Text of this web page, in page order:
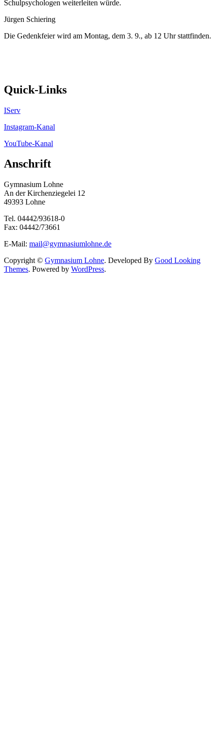
Schulpsychologen weiterleiten würde.
Jürgen Schiering
Die Gedenkfeier wird am Montag, dem 3. 9., ab 12 Uhr stattfinden.
Quick-Links
IServ
Instagram-Kanal
YouTube-Kanal
Anschrift
Gymnasium Lohne
An der Kirchenziegelei 12
49393 Lohne
Tel. 04442/93618-0
Fax: 04442/73661
E-Mail: mail@gymnasiumlohne.de
Copyright © Gymnasium Lohne. Developed By Good Looking
Themes. Powered by WordPress.